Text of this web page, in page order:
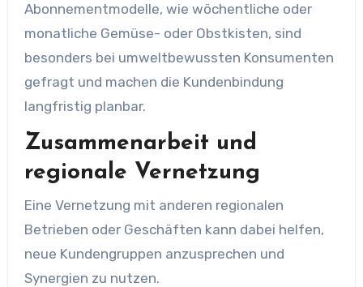
Abonnementmodelle, wie wöchentliche oder
monatliche Gemüse- oder Obstkisten, sind
besonders bei umweltbewussten Konsumenten
gefragt und machen die Kundenbindung
langfristig planbar.
Zusammenarbeit und
regionale Vernetzung
Eine Vernetzung mit anderen regionalen
Betrieben oder Geschäften kann dabei helfen,
neue Kundengruppen anzusprechen und
Synergien zu nutzen.